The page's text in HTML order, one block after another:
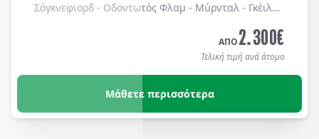
Σόγκνεφιορδ - Οδοντωτός Φλαμ - Μύρνταλ - Γκέιλο -
Στοκχόλμη. Διαμονή σε ξενοδοχεία 3* & 4* με
ΑΠΟ2.300€
Τελική τιμή ανά άτομο
Μάθετε περισσότερα